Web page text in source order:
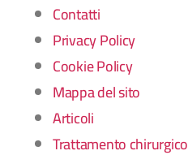
Contatti
Privacy Policy
Cookie Policy
Mappa del sito
Articoli
Trattamento chirurgico